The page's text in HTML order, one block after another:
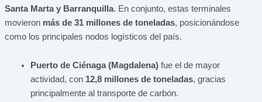
Santa Marta y Barranquilla. En conjunto, estas terminales
movieron más de 31 millones de toneladas, posicionándose
como los principales nodos logísticos del país.
Puerto de Ciénaga (Magdalena)fue el de mayor
actividad, con 12,8 millones de toneladas, gracias
principalmente al transporte de carbón.